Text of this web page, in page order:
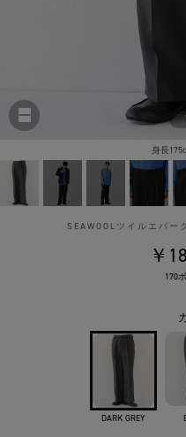
身長
SEAWOOLツイルエバー
￥
170
DARK GREY